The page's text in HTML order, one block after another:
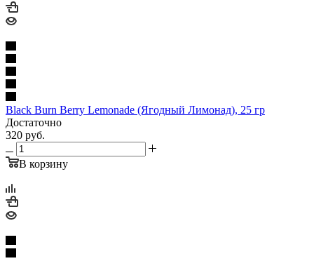
Black Burn Berry Lemonade (Ягодный Лимонад), 25 гр
Достаточно
320 руб.
В корзину